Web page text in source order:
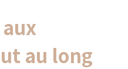
au long